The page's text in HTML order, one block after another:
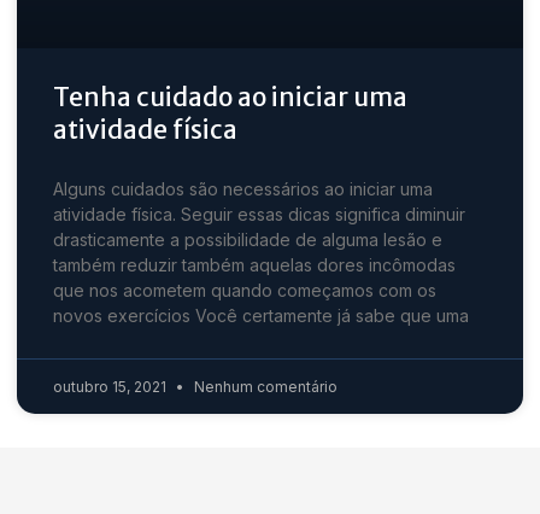
Tenha cuidado ao iniciar uma
atividade física
Alguns cuidados são necessários ao iniciar uma
atividade física. Seguir essas dicas significa diminuir
drasticamente a possibilidade de alguma lesão e
também reduzir também aquelas dores incômodas
que nos acometem quando começamos com os
novos exercícios Você certamente já sabe que uma
outubro 15, 2021 Nenhum comentário